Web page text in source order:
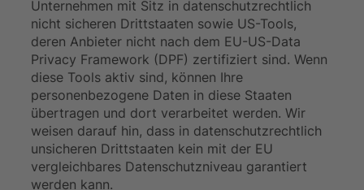
Unternehmen mit Sitz in datenschutzrechtlich
nicht sicheren Drittstaaten sowie US-Tools,
deren Anbieter nicht nach dem EU-US-Data
Privacy Framework (DPF) zertifiziert sind. Wenn
diese Tools aktiv sind, können Ihre
personenbezogene Daten in diese Staaten
übertragen und dort verarbeitet werden. Wir
weisen darauf hin, dass in datenschutzrechtlich
unsicheren Drittstaaten kein mit der EU
vergleichbares Datenschutzniveau garantiert
werden kann.